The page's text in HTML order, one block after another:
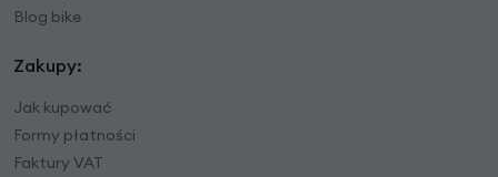
Blog bike
Zakupy:
Jak kupować
Formy płatności
Faktury VAT